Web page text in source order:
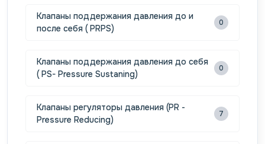
Клапаны поддержания давления до и
после себя ( PRPS)
0
Клапаны поддержания давления до себя
( PS- Pressure Sustaning)
0
Клапаны регуляторы давления (PR -
Pressure Reducing)
7